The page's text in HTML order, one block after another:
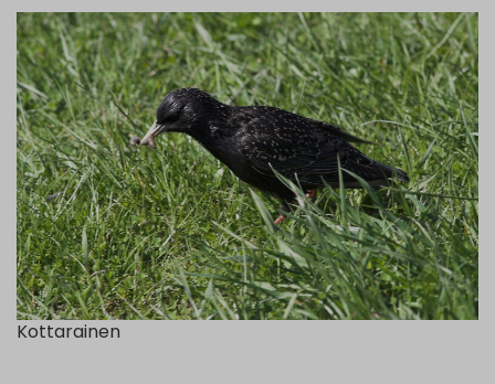
Kottarainen